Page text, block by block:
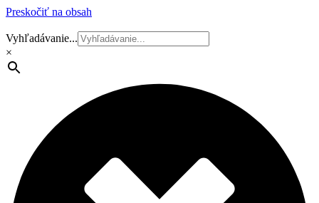
Preskočiť na obsah
Vyhľadávanie...
×